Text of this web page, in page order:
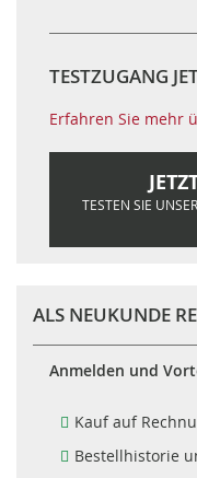
TESTZUGANG
Erfahren Sie mehr
TESTEN SIE
ALS NEUKUNDE
Anmelden und
Kauf auf
Bestellhistorie